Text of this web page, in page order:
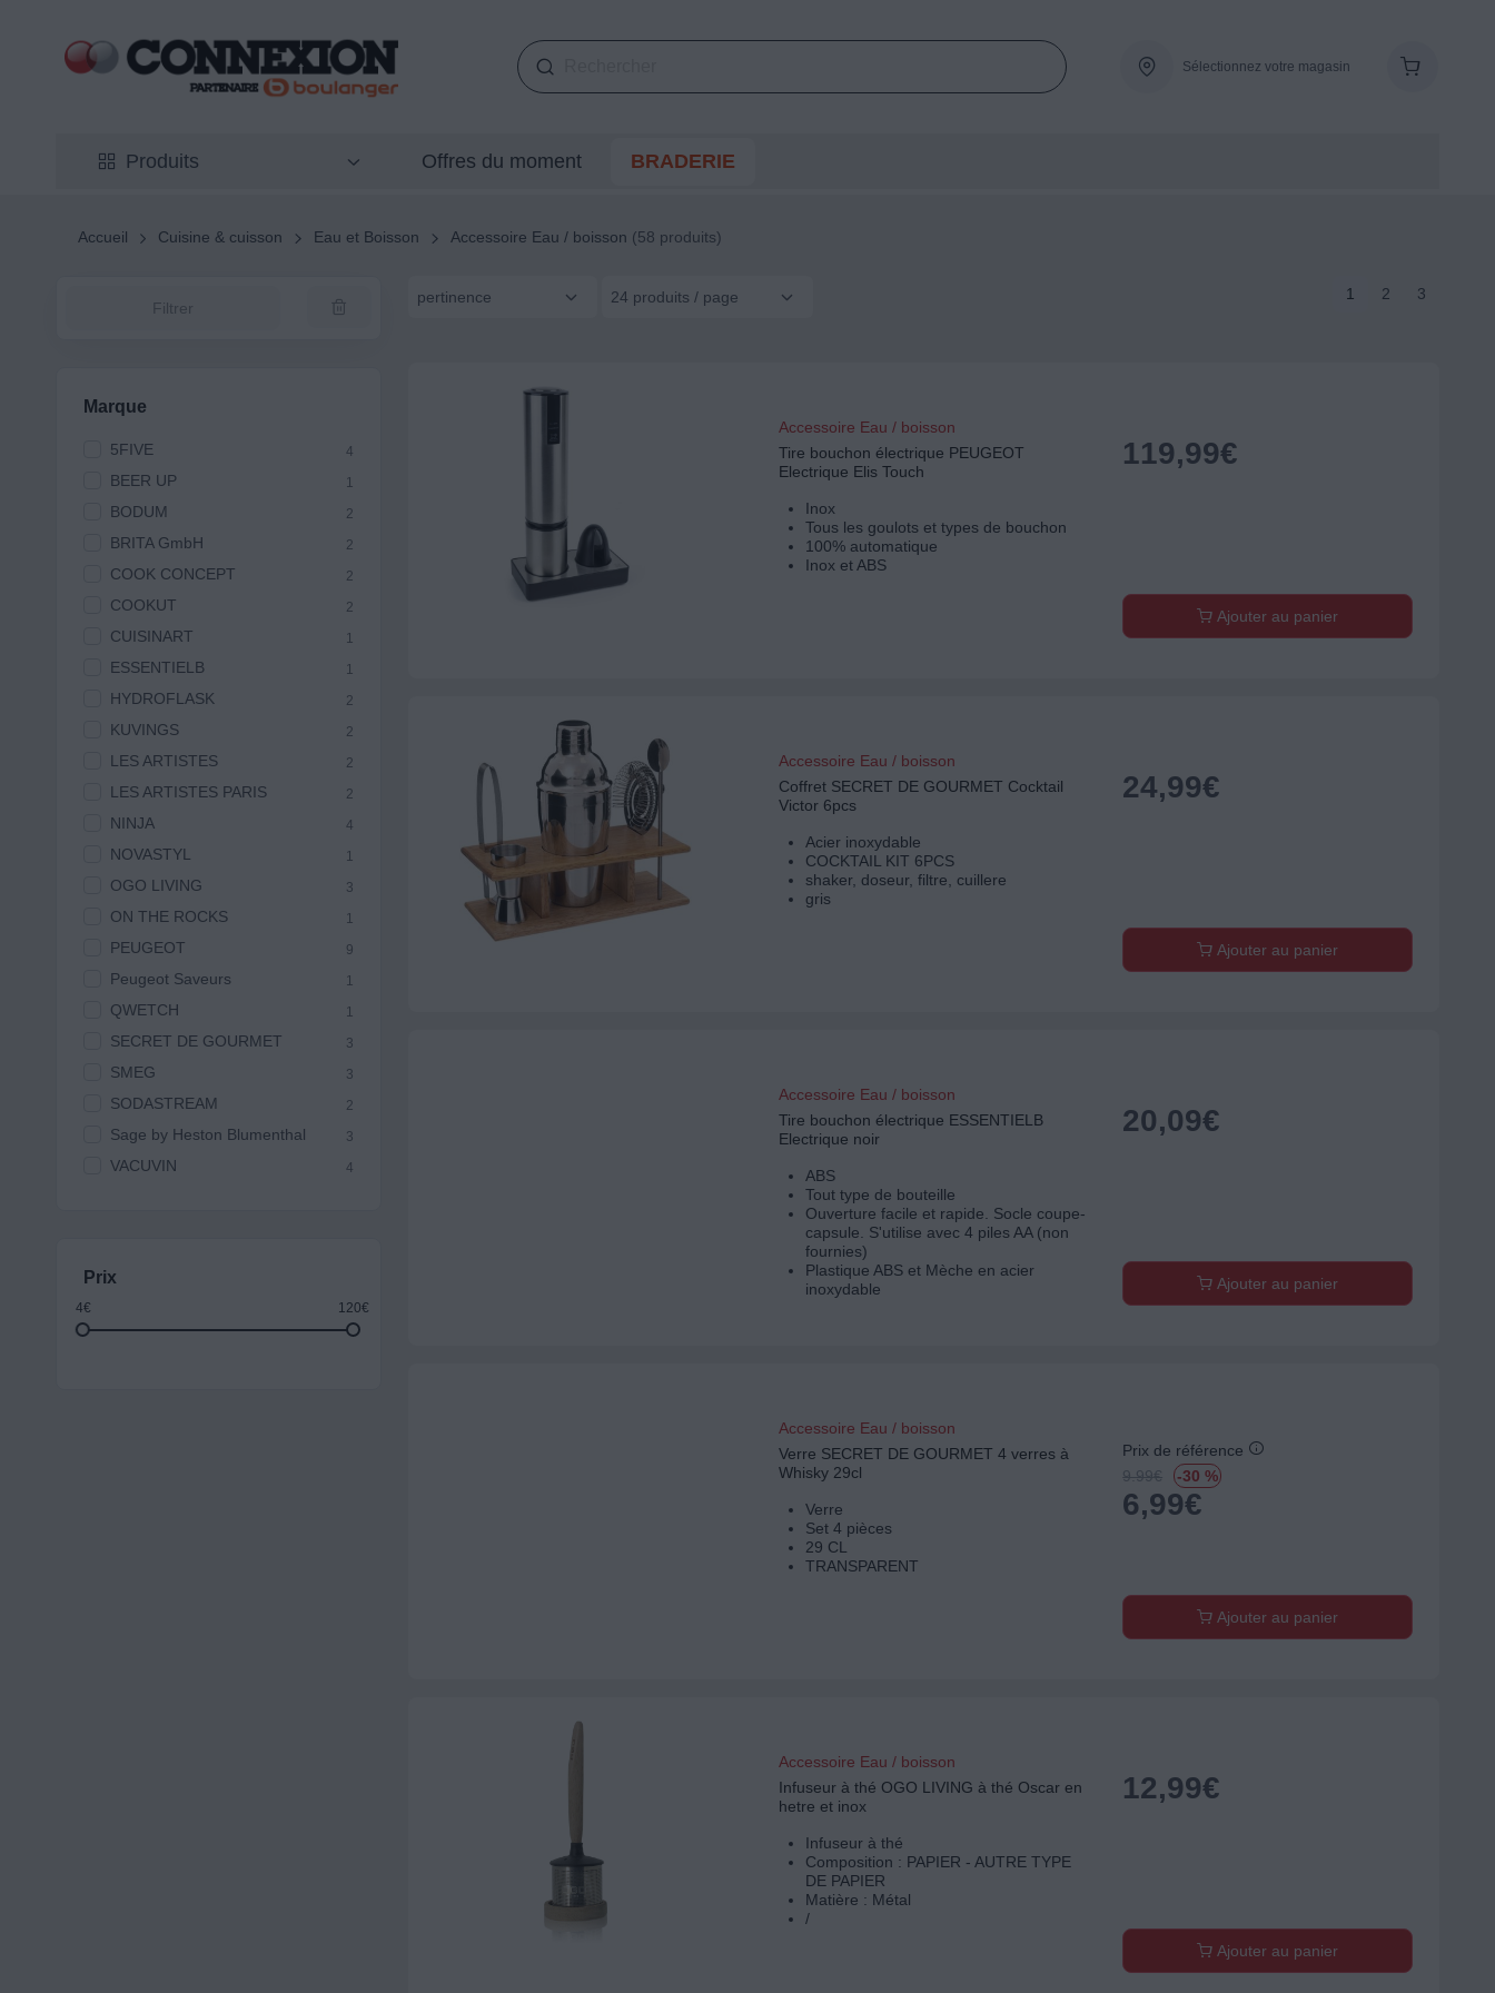
Sélectionnez votre magasin
Produits Offres du moment BRADERIE
Accueil Cuisine & cuisson Eau et Boisson Accessoire Eau / boisson (58 produits)
Filtrer
Marque
5FIVE 4
BEER UP 1
BODUM 2
BRITA GmbH 2
COOK CONCEPT 2
COOKUT 2
CUISINART 1
ESSENTIELB 1
HYDROFLASK 2
KUVINGS 2
LES ARTISTES 2
LES ARTISTES PARIS 2
NINJA 4
NOVASTYL 1
OGO LIVING 3
ON THE ROCKS 1
PEUGEOT 9
Peugeot Saveurs 1
QWETCH 1
SECRET DE GOURMET 3
SMEG 3
SODASTREAM 2
Sage by Heston Blumenthal 3
VACUVIN 4
Prix
4€ 120€
pertinence 24 produits / page 1 2 3
Accessoire Eau / boisson
Tire bouchon électrique PEUGEOT
Electrique Elis Touch
Inox
Tous les goulots et types de bouchon
100% automatique
Inox et ABS
119,99€
Ajouter au panier
Accessoire Eau / boisson
Coffret SECRET DE GOURMET Cocktail
Victor 6pcs
Acier inoxydable
COCKTAIL KIT 6PCS
shaker, doseur, filtre, cuillere
gris
24,99€
Ajouter au panier
Accessoire Eau / boisson
Tire bouchon électrique ESSENTIELB
Electrique noir
ABS
Tout type de bouteille
Ouverture facile et rapide. Socle coupe-
capsule. S'utilise avec 4 piles AA (non
fournies)
Plastique ABS et Mèche en acier
inoxydable
20,09€
Ajouter au panier
Accessoire Eau / boisson
Verre SECRET DE GOURMET 4 verres à
Whisky 29cl
Verre
Set 4 pièces
29 CL
TRANSPARENT
Prix de référence
9.99€ -30 %
6,99€
Ajouter au panier
Accessoire Eau / boisson
Infuseur à thé OGO LIVING à thé Oscar en
hetre et inox
Infuseur à thé
Composition : PAPIER - AUTRE TYPE
DE PAPIER
Matière : Métal
/
12,99€
Ajouter au panier